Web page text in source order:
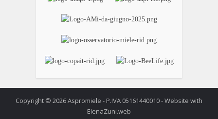
Copyright © 2026 Aspromiele - P.IVA 05161440010 - Website with
ElenaZuni.web